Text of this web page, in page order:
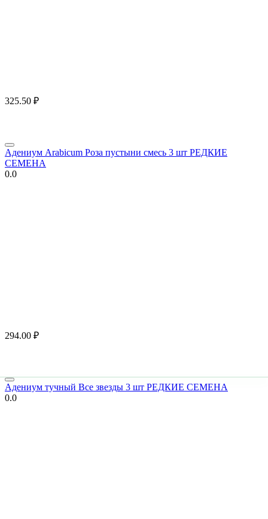
325.50 ₽
Адениум Arabicum Роза пустыни смесь 3 шт РЕДКИЕ
СЕМЕНА
0.0
294.00 ₽
Адениум тучный Все звезды 3 шт РЕДКИЕ СЕМЕНА
0.0